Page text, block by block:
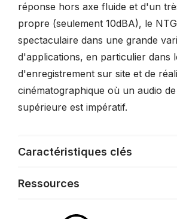
réponse hors axe fluide et d'un
propre (seulement 10dBA), le
spectaculaire dans une grande
d'applications, en particulier dans
d'enregistrement sur site et de
cinématographique où un audio
supérieure est impératif.
Caractéristiques clés
Ressources